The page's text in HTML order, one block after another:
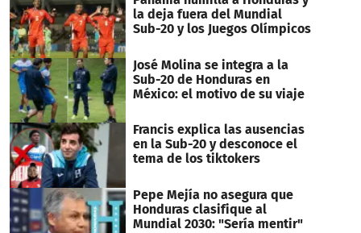
la deja fuera del Mundial
Sub-20 y los Juegos Olímpicos
José Molina se integra a la
Sub-20 de Honduras en
México: el motivo de su viaje
Francis explica las ausencias
en la Sub-20 y desconoce el
tema de los tiktokers
Pepe Mejía no asegura que
Honduras clasifique al
Mundial 2030: "Sería mentir"